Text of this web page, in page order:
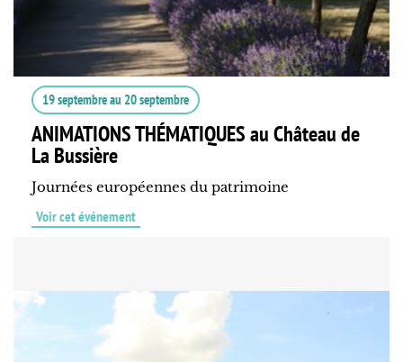
19 septembreau 20 septembre
ANIMATIONS THÉMATIQUES au Château de
La Bussière
Journées européennes du patrimoine
Voir cet événement